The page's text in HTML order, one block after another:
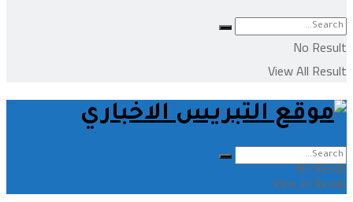
No Result
View All Result
No Result
View All Result